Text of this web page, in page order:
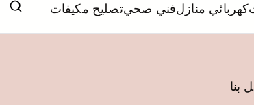
اتوماتيك
كهربائي منازلفني صحيتصليح مكيفات
بنا